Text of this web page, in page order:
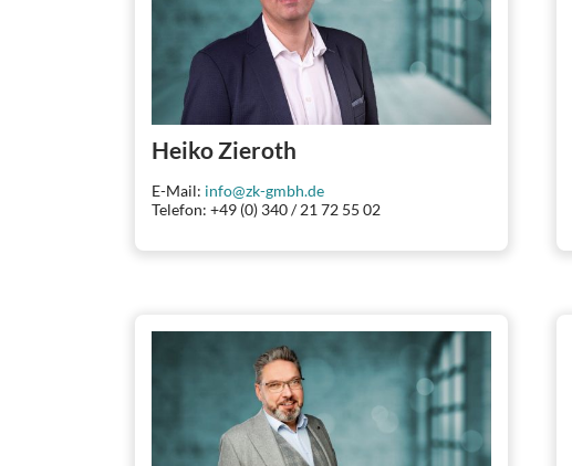
Heiko Zieroth
E-Mail: info@zk-gmbh.de
Telefon: +49 (0) 340 / 21 72 55 02